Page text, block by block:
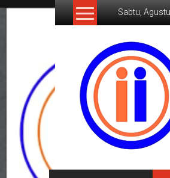
Lompat
Sabtu,
Mitra
Bisnis
Terpercaya